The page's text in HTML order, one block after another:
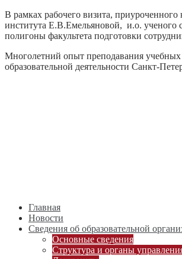
В рамках рабочего визита,
института Е.В.Емельяновой, и.о. ученого
полигоны факультета подготовки
Многолетний опыт преподавания
образовательной деятельности Санкт-
Главная
Новости
Сведения об образовательной
Основные сведения
Структура и органы